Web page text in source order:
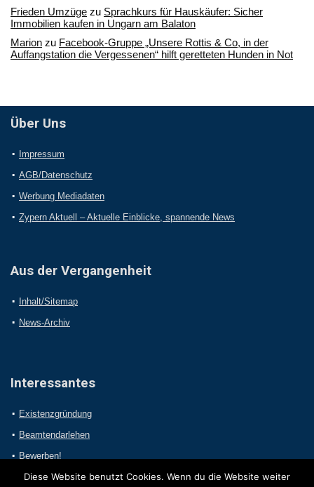
Frieden Umzüge zu Sprachkurs für Hauskäufer: Sicher
Immobilien kaufen in Ungarn am Balaton
Marion zu Facebook-Gruppe „Unsere Rottis & Co, in der
Auffangstation die Vergessenen“ hilft geretteten Hunden in Not
Über Uns
Impressum
AGB/Datenschutz
Werbung Mediadaten
Zypern Aktuell – Aktuelle Einblicke, spannende News
Aus der Vergangenheit
Inhalt/Sitemap
News-Archiv
Interessantes
Existenzgründung
Beamtendarlehen
Bewerben!
Diese Website benutzt Cookies. Wenn du die Website weiter